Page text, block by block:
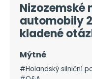
Nizozemské
automobily
kladené
Mýtné
#Holandský silniční